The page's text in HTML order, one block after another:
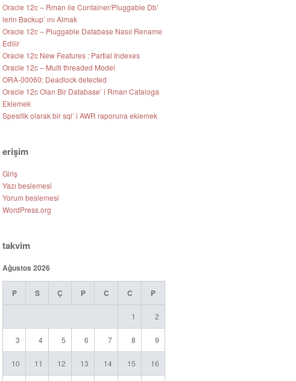
Oracle 12c – Rman ile Container/Pluggable Db’
lerin Backup’ ını Almak
Oracle 12c – Pluggable Database Nasıl Rename
Edilir
Oracle 12c New Features : Partial Indexes
Oracle 12c – Multi threaded Model
ORA-00060: Deadlock detected
Oracle 12c Olan Bir Database’ i Rman Cataloga
Eklemek
Spesifik olarak bir sql’ i AWR raporuna eklemek
erişim
Giriş
Yazı beslemesi
Yorum beslemesi
WordPress.org
takvim
Ağustos 2026
P S Ç P C C P
1 2
3 4 5 6 7 8 9
10 11 12 13 14 15 16